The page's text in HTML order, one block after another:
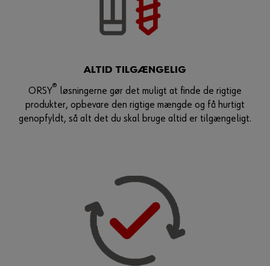
ALTID TILGÆNGELIG
ORSY® løsningerne gør det muligt at finde de rigtige
produkter, opbevare den rigtige mængde og få hurtigt
genopfyldt, så alt det du skal bruge altid er tilgængeligt.